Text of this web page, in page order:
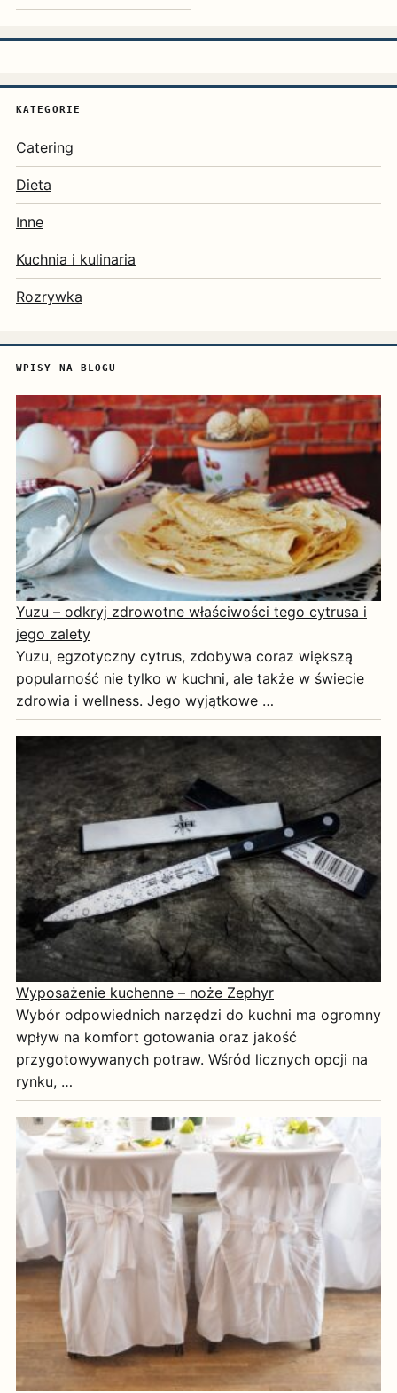
KATEGORIE
Catering
Dieta
Inne
Kuchnia i kulinaria
Rozrywka
WPISY NA BLOGU
Yuzu – odkryj zdrowotne właściwości tego cytrusa i
jego zalety
Yuzu, egzotyczny cytrus, zdobywa coraz większą
popularność nie tylko w kuchni, ale także w świecie
zdrowia i wellness. Jego wyjątkowe …
Wyposażenie kuchenne – noże Zephyr
Wybór odpowiednich narzędzi do kuchni ma ogromny
wpływ na komfort gotowania oraz jakość
przygotowywanych potraw. Wśród licznych opcji na
rynku, …